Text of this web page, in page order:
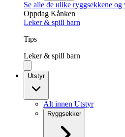
Se alle de ulike ryggsekkene
Oppdag Kånken
Leker & spill barn
Tips
Leker & spill barn
Utstyr
Alt innen Utstyr
Ryggsekker